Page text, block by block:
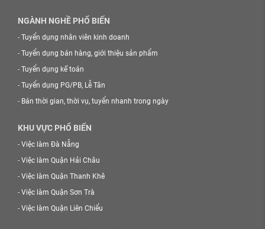
NGÀNH NGHỀ PHỔ BIẾN
- Tuyển dụng nhân viên kinh doanh
- Tuyển dụng bán hàng, giới thiệu sản phẩm
- Tuyển dụng kế toán
- Tuyển dụng PG/PB, Lễ Tân
- Bán thời gian, thời vụ, tuyển nhanh trong ngày
KHU VỰC PHỔ BIẾN
- Việc làm Đà Nẵng
- Việc làm Quận Hải Châu
- Việc làm Quận Thanh Khê
- Việc làm Quận Sơn Trà
- Việc làm Quận Liên Chiểu